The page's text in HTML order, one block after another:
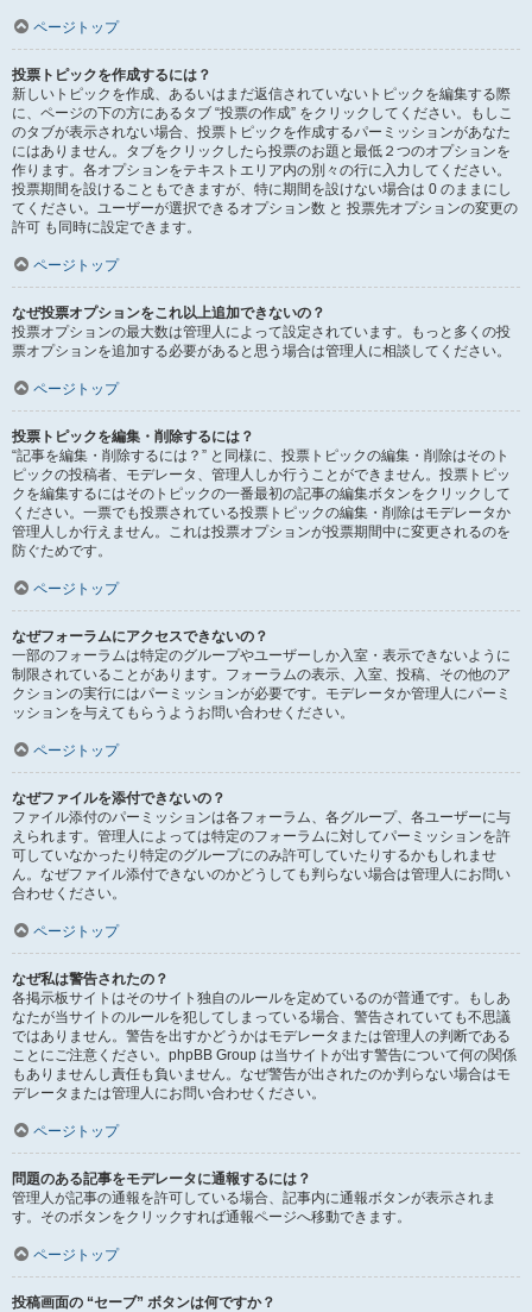
ページトップ
投票トピックを作成するには？
新しいトピックを作成、あるいはまだ返信されていないトピックを編集する際
に、ページの下の方にあるタブ “投票の作成” をクリックしてください。もしこ
のタブが表示されない場合、投票トピックを作成するパーミッションがあなた
にはありません。タブをクリックしたら投票のお題と最低２つのオプションを
作ります。各オプションをテキストエリア内の別々の行に入力してください。
投票期間を設けることもできますが、特に期間を設けない場合は 0 のままにし
てください。ユーザーが選択できるオプション数 と 投票先オプションの変更の
許可 も同時に設定できます。
ページトップ
なぜ投票オプションをこれ以上追加できないの？
投票オプションの最大数は管理人によって設定されています。もっと多くの投
票オプションを追加する必要があると思う場合は管理人に相談してください。
ページトップ
投票トピックを編集・削除するには？
“記事を編集・削除するには？” と同様に、投票トピックの編集・削除はそのト
ピックの投稿者、モデレータ、管理人しか行うことができません。投票トピッ
クを編集するにはそのトピックの一番最初の記事の編集ボタンをクリックして
ください。一票でも投票されている投票トピックの編集・削除はモデレータか
管理人しか行えません。これは投票オプションが投票期間中に変更されるのを
防ぐためです。
ページトップ
なぜフォーラムにアクセスできないの？
一部のフォーラムは特定のグループやユーザーしか入室・表示できないように
制限されていることがあります。フォーラムの表示、入室、投稿、その他のア
クションの実行にはパーミッションが必要です。モデレータか管理人にパーミ
ッションを与えてもらうようお問い合わせください。
ページトップ
なぜファイルを添付できないの？
ファイル添付のパーミッションは各フォーラム、各グループ、各ユーザーに与
えられます。管理人によっては特定のフォーラムに対してパーミッションを許
可していなかったり特定のグループにのみ許可していたりするかもしれませ
ん。なぜファイル添付できないのかどうしても判らない場合は管理人にお問い
合わせください。
ページトップ
なぜ私は警告されたの？
各掲示板サイトはそのサイト独自のルールを定めているのが普通です。もしあ
なたが当サイトのルールを犯してしまっている場合、警告されていても不思議
ではありません。警告を出すかどうかはモデレータまたは管理人の判断である
ことにご注意ください。phpBB Group は当サイトが出す警告について何の関係
もありませんし責任も負いません。なぜ警告が出されたのか判らない場合はモ
デレータまたは管理人にお問い合わせください。
ページトップ
問題のある記事をモデレータに通報するには？
管理人が記事の通報を許可している場合、記事内に通報ボタンが表示されま
す。そのボタンをクリックすれば通報ページへ移動できます。
ページトップ
投稿画面の “セーブ” ボタンは何ですか？